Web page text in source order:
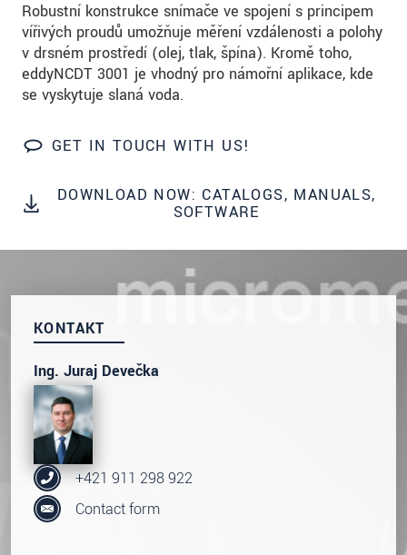
Robustní konstrukce snímače ve spojení s principem
vířivých proudů umožňuje měření vzdálenosti a polohy
v drsném prostředí (olej, tlak, špína). Kromě toho,
eddyNCDT 3001 je vhodný pro námořní aplikace, kde
se vyskytuje slaná voda.
GET IN TOUCH WITH US!
DOWNLOAD NOW: CATALOGS, MANUALS,
SOFTWARE
KONTAKT
Ing. Juraj Devečka
+421 911 298 922
Contact form
prosím našeprohlášení o ochraně osobních údajů
ODOSLAŤ SPRÁVU